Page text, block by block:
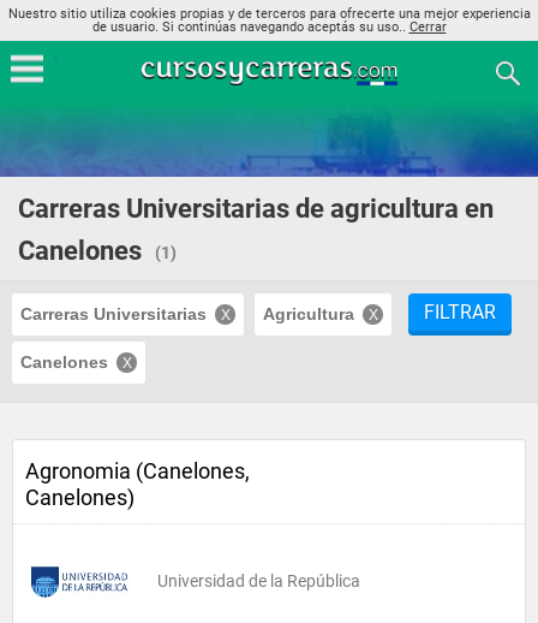
Nuestro sitio utiliza cookies propias y de terceros para ofrecerte una mejor experiencia
de usuario. Si continúas navegando aceptás su uso.. Cerrar
Carreras Universitarias de agricultura en
Canelones
(1)
Carreras Universitarias Agricultura
Canelones
FILTRAR
Agronomia (Canelones,
Canelones)
Universidad de la República